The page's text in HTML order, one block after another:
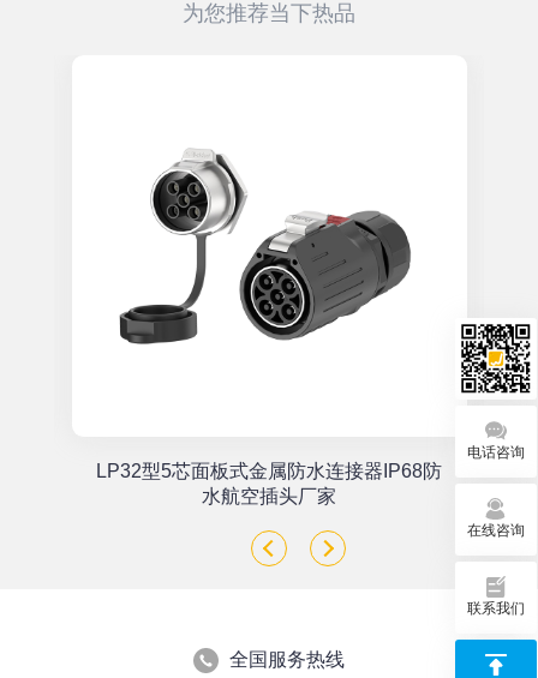
为您推荐当下热品
LP32型5芯面板式金属防水连接器IP68防
水航空插头厂家
全国服务热线
电话咨询
在线咨询
联系我们